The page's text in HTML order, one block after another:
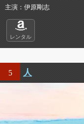
主演
伊原剛志
レンタル
5 人